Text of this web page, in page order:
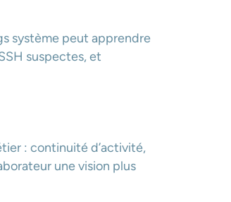
système peut apprendre
suspectes, et
: continuité d’activité,
une vision plus